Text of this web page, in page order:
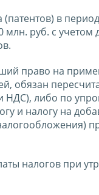
в
млн. руб. с
право на
обязан
либо по
и налогу на
налогов при